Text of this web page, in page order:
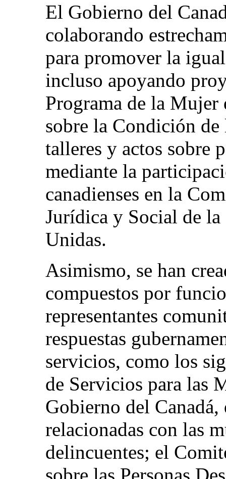
El Gobierno del
colaborando
para promover la
incluso apoyando
Programa de la Mujer
sobre la Condición
talleres y actos sobre
mediante la
canadienses en la
Jurídica y Social de
Unidas.
Asimismo, se han
compuestos por
representantes
respuestas
servicios, como los
de Servicios para las
Gobierno del Canadá,
relacionadas con las
delincuentes; el
sobre las Personas